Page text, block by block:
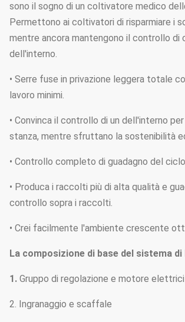
sono il sogno di un coltivatore medico
Permettono ai coltivatori di risparmiare i
mentre ancora mantengono il controllo di
dell'interno.
• Serre fuse in privazione leggera totale
lavoro minimi.
• Convinca il controllo di un dell'interno
stanza, mentre sfruttano la sostenibilità
• Controllo completo di guadagno del
• Produca i raccolti più di alta qualità e
controllo sopra i raccolti.
• Crei facilmente l'ambiente crescente
La composizione di base del sistema
1. Gruppo di regolazione e motore elettrici
2. Ingranaggio e scaffale